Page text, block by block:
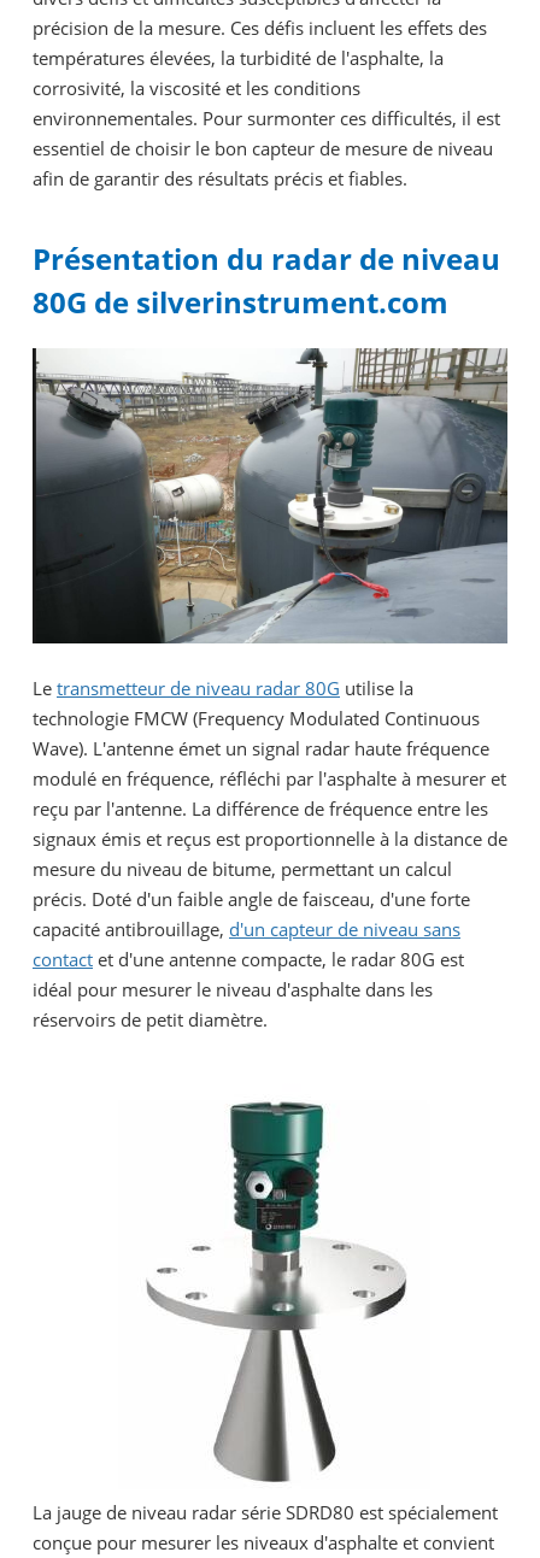
précision de la mesure. Ces défis incluent les effets des
températures élevées, la turbidité de l'asphalte, la
corrosivité, la viscosité et les conditions
environnementales. Pour surmonter ces difficultés, il est
essentiel de choisir le bon capteur de mesure de niveau
afin de garantir des résultats précis et fiables.
Présentation du radar de niveau
80G de silverinstrument.com
Le transmetteur de niveau radar 80G utilise la
technologie FMCW (Frequency Modulated Continuous
Wave). L'antenne émet un signal radar haute fréquence
modulé en fréquence, réfléchi par l'asphalte à mesurer et
reçu par l'antenne. La différence de fréquence entre les
signaux émis et reçus est proportionnelle à la distance de
mesure du niveau de bitume, permettant un calcul
précis. Doté d'un faible angle de faisceau, d'une forte
capacité antibrouillage, d'un capteur de niveau sans
contact et d'une antenne compacte, le radar 80G est
idéal pour mesurer le niveau d'asphalte dans les
réservoirs de petit diamètre.
La jauge de niveau radar série SDRD80 est spécialement
conçue pour mesurer les niveaux d'asphalte et convient